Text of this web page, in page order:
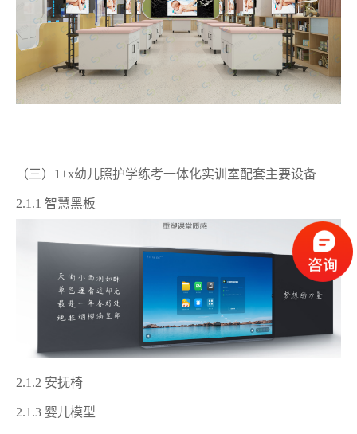
（三）1+x幼儿照护学练考一体化实训室配套主要设备
2.1.1 智慧黑板
2.1.2 安抚椅
2.1.3 婴儿模型